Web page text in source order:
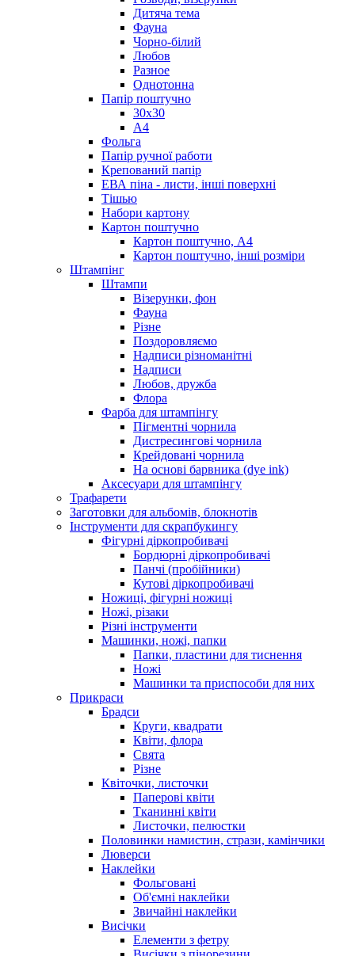
Дитяча тема
Фауна
Чорно-білий
Любов
Разное
Однотонна
Папір поштучно
30х30
А4
Фольга
Папір ручної работи
Крепований папір
ЕВА піна - листи, інші поверхні
Тішью
Набори картону
Картон поштучно
Картон поштучно, А4
Картон поштучно, інші розміри
Штампінг
Штампи
Візерунки, фон
Фауна
Різне
Поздоровляємо
Надписи різноманітні
Надписи
Любов, дружба
Флора
Фарба для штампінгу
Пігментні чорнила
Дистресингові чорнила
Крейдовані чорнила
На основі барвника (dye ink)
Аксесуари для штампінгу
Трафарети
Заготовки для альбомів, блокнотів
Інструменти для скрапбукингу
Фігурні діркопробивачі
Бордюрні діркопробивачі
Панчі (пробійники)
Кутові діркопробивачі
Ножиці, фігурні ножиці
Ножі, різаки
Різні інструменти
Машинки, ножі, папки
Папки, пластини для тиснення
Ножі
Машинки та приспособи для них
Прикраси
Брадси
Круги, квадрати
Квіти, флора
Свята
Різне
Квіточки, листочки
Паперові квіти
Тканинні квіти
Листочки, пелюстки
Половинки намистин, стрази, камінчики
Люверси
Наклейки
Фольговані
Об'ємні наклейки
Звичайні наклейки
Висічки
Елементи з фетру